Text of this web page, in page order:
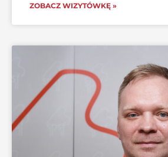
ZOBACZ WIZYTÓWKĘ »